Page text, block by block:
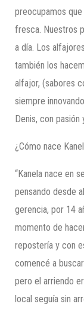
preocupamos
fresca. Nuestros
a día. Los
también los
alfajor, (sabores
siempre
Denis, con pasión
¿Cómo nace
“Kanela nace en
pensando desde
gerencia, por 14
momento de
repostería y con
comencé a
pero el arriendo
local seguía sin